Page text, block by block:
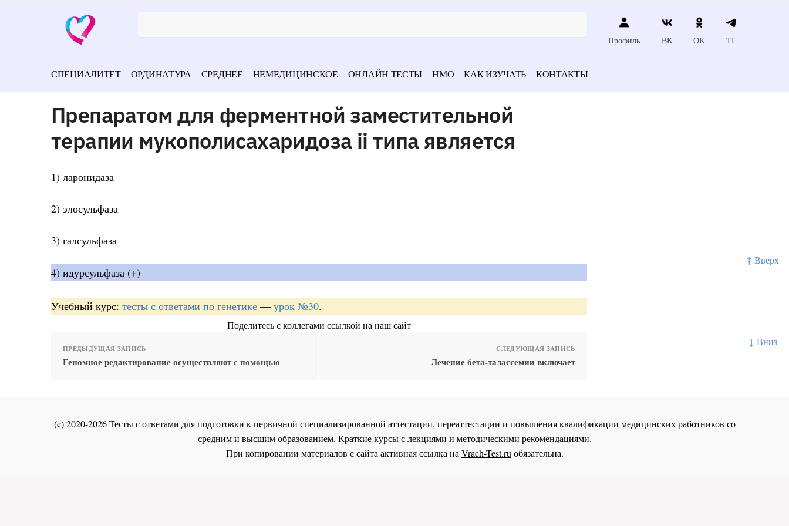
↑ Вверх
↓ Вниз
Профиль ВК ОК ТГ
СПЕЦИАЛИТЕТ ОРДИНАТУРА СРЕДНЕЕ НЕМЕДИЦИНСКОЕ ОНЛАЙН ТЕСТЫ НМО КАК ИЗУЧАТЬ КОНТАКТЫ
Препаратом для ферментной заместительной
терапии мукополисахаридоза ii типа является
1) ларонидаза
2) элосульфаза
3) галсульфаза
4) идурсульфаза (+)
Учебный курс: тесты с ответами по генетике — урок №30.
Поделитесь с коллегами ссылкой на наш сайт
ПРЕДЫДУЩАЯ ЗАПИСЬ
Геномное редактирование осуществляют с помощью
СЛЕДУЮЩАЯ ЗАПИСЬ
Лечение бета-талассемии включает
(c) 2020-2026 Тесты с ответами для подготовки к первичной специализированной аттестации, переаттестации и повышения квалификации медицинских работников со
средним и высшим образованием. Краткие курсы с лекциями и методическими рекомендациями.
При копировании материалов с сайта активная ссылка наVrach-Test.ruобязательна.